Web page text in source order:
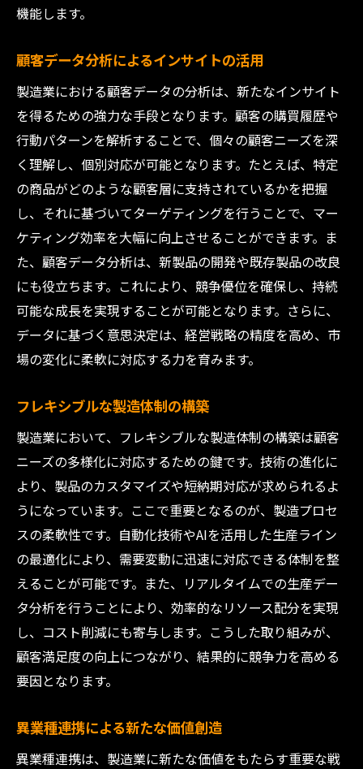
機能します。
顧客データ分析によるインサイトの活用
製造業における顧客データの分析は、新たなインサイト
を得るための強力な手段となります。顧客の購買履歴や
行動パターンを解析することで、個々の顧客ニーズを深
く理解し、個別対応が可能となります。たとえば、特定
の商品がどのような顧客層に支持されているかを把握
し、それに基づいてターゲティングを行うことで、マー
ケティング効率を大幅に向上させることができます。ま
た、顧客データ分析は、新製品の開発や既存製品の改良
にも役立ちます。これにより、競争優位を確保し、持続
可能な成長を実現することが可能となります。さらに、
データに基づく意思決定は、経営戦略の精度を高め、市
場の変化に柔軟に対応する力を育みます。
フレキシブルな製造体制の構築
製造業において、フレキシブルな製造体制の構築は顧客
ニーズの多様化に対応するための鍵です。技術の進化に
より、製品のカスタマイズや短納期対応が求められるよ
うになっています。ここで重要となるのが、製造プロセ
スの柔軟性です。自動化技術やAIを活用した生産ライン
の最適化により、需要変動に迅速に対応できる体制を整
えることが可能です。また、リアルタイムでの生産デー
タ分析を行うことにより、効率的なリソース配分を実現
し、コスト削減にも寄与します。こうした取り組みが、
顧客満足度の向上につながり、結果的に競争力を高める
要因となります。
異業種連携による新たな価値創造
異業種連携は、製造業に新たな価値をもたらす重要な戦